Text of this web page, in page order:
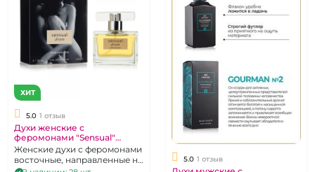
ХИТ
5.0 1 отзыв
Духи женские с
феромонами "Sensual"
Dream 55 мл
Женские духи с феромонами
восточные, направленные на
5.0 1 отзыв